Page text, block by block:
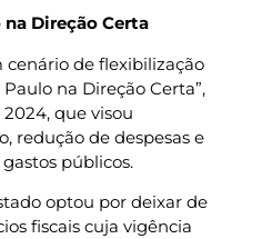
Direção Certa
cenário de flexibilização
na Direção Certa”,
que visou
redução de despesas e
públicos.
optou por deixar de
fiscais cuja vigência